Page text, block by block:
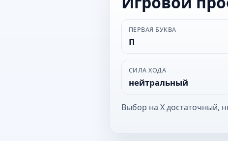
ПЕРВАЯ БУКВА
П
СИЛА ХОДА
нейтральный
Выбор на Х достаточный,